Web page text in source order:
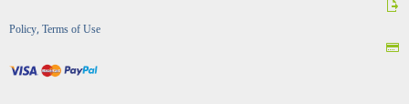
Policy, Terms of Use